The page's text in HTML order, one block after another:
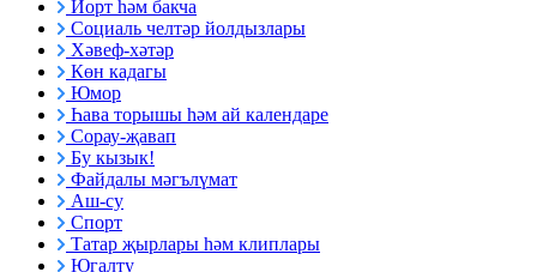
Йорт һәм бакча
Социаль челтәр йолдызлары
Хәвеф-хәтәр
Көн кадагы
Юмор
Һава торышы һәм ай календаре
Сорау-җавап
Бу кызык!
Файдалы мәгълүмат
Аш-су
Спорт
Татар җырлары һәм клиплары
Югалту